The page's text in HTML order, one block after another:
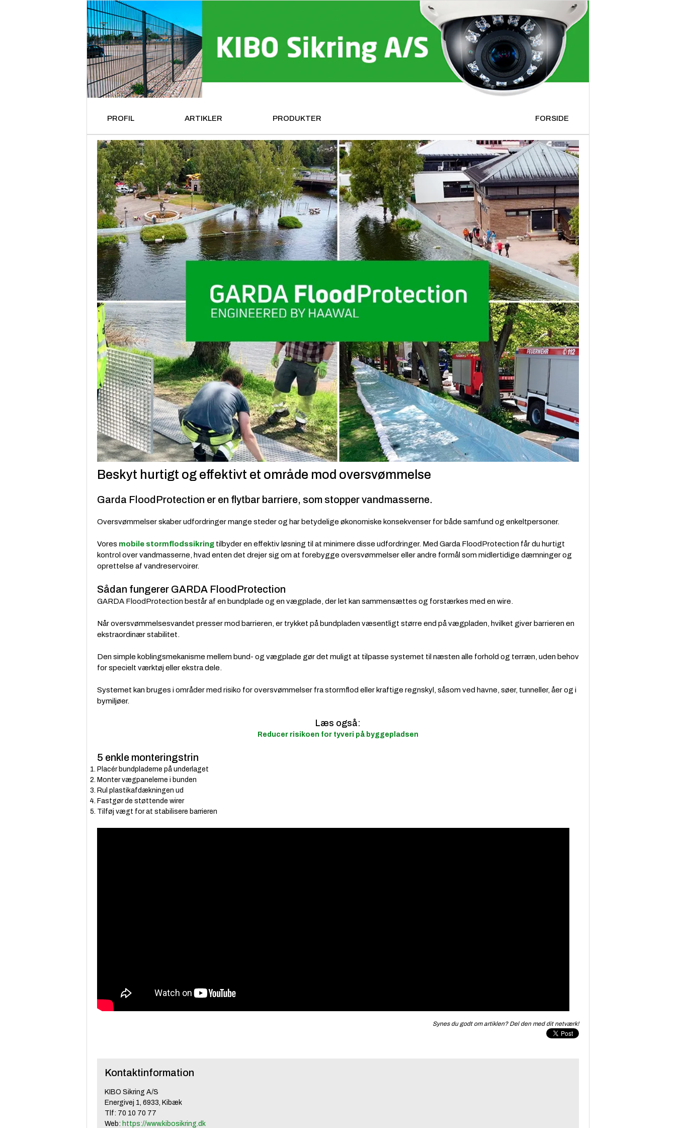
PROFIL ARTIKLER PRODUKTER FORSIDE
Beskyt hurtigt og effektivt et område mod oversvømmelse
Garda FloodProtection er en flytbar barriere, som stopper vandmasserne.
Oversvømmelser skaber udfordringer mange steder og har betydelige økonomiske konsekvenser for både samfund og enkeltpersoner.
Vores mobile stormflodssikring tilbyder en effektiv løsning til at minimere disse udfordringer. Med Garda FloodProtection får du hurtigt
kontrol over vandmasserne, hvad enten det drejer sig om at forebygge oversvømmelser eller andre formål som midlertidige dæmninger og
oprettelse af vandreservoirer.
Sådan fungerer GARDA FloodProtection
GARDA FloodProtection består af en bundplade og en vægplade, der let kan sammensættes og forstærkes med en wire.
Når oversvømmelsesvandet presser mod barrieren, er trykket på bundpladen væsentligt større end på vægpladen, hvilket giver barrieren en
ekstraordinær stabilitet.
Den simple koblingsmekanisme mellem bund- og vægplade gør det muligt at tilpasse systemet til næsten alle forhold og terræn, uden behov
for specielt værktøj eller ekstra dele.
Systemet kan bruges i områder med risiko for oversvømmelser fra stormflod eller kraftige regnskyl, såsom ved havne, søer, tunneller, åer og i
bymiljøer.
Læs også:
Reducer risikoen for tyveri på byggepladsen
5 enkle monteringstrin
Placér bundpladerne på underlaget
Monter vægpanelerne i bunden
Rul plastikafdækningen ud
Fastgør de støttende wirer
Tilføj vægt for at stabilisere barrieren
Synes du godt om artiklen? Del den med dit netværk!
Kontaktinformation
KIBO Sikring A/S
Energivej 1, 6933, Kibæk
Tlf: 70 10 70 77
Web: https://www.kibosikring.dk